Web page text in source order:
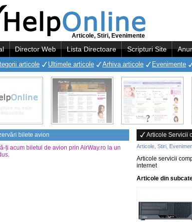
Articole, Stiri, Evenimente
Director Web Lista Directoare Scripturi Site
articole Ultimele articole Arhiva articole Evenimente
bilete avion
ți acum biletul de avion prin AirWay.ro la un
.
Articole Servicii
Articole, Stiri,
Articole servicii
internet
Articole din